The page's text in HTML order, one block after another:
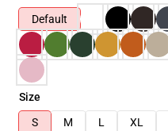
Default
Size
S
M L XL